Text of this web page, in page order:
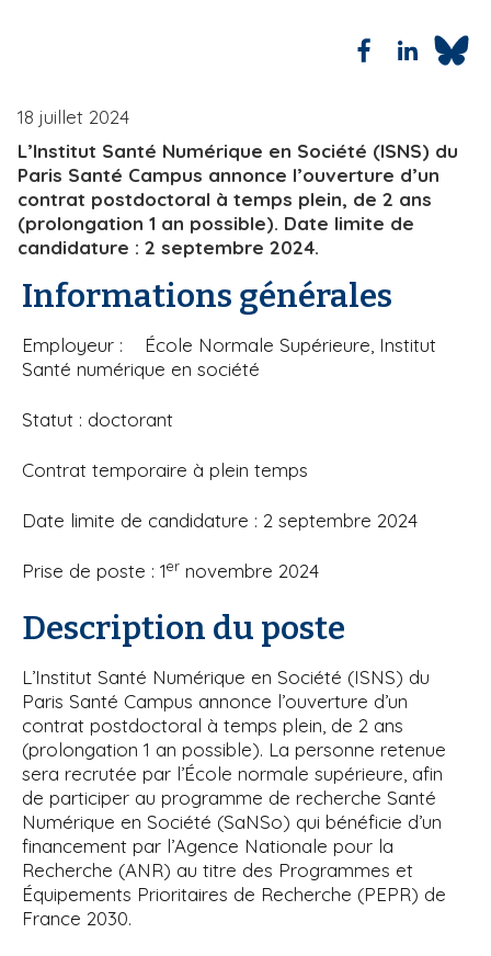
18 juillet 2024
L’Institut Santé Numérique en Société (ISNS) du
Paris Santé Campus annonce l’ouverture d’un
contrat postdoctoral à temps plein, de 2 ans
(prolongation 1 an possible). Date limite de
candidature : 2 septembre 2024.
Informations générales
Employeur : École Normale Supérieure, Institut
Santé numérique en société
Statut : doctorant
Contrat temporaire à plein temps
Date limite de candidature : 2 septembre 2024
Prise de poste : 1er novembre 2024
Description du poste
L’Institut Santé Numérique en Société (ISNS) du
Paris Santé Campus annonce l’ouverture d’un
contrat postdoctoral à temps plein, de 2 ans
(prolongation 1 an possible). La personne retenue
sera recrutée par l’École normale supérieure, afin
de participer au programme de recherche Santé
Numérique en Société (SaNSo) qui bénéficie d’un
financement par l’Agence Nationale pour la
Recherche (ANR) au titre des Programmes et
Équipements Prioritaires de Recherche (PEPR) de
France 2030.